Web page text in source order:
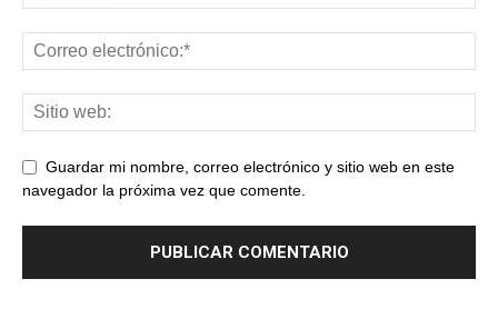
Guardar mi nombre, correo electrónico y sitio web en este
navegador la próxima vez que comente.